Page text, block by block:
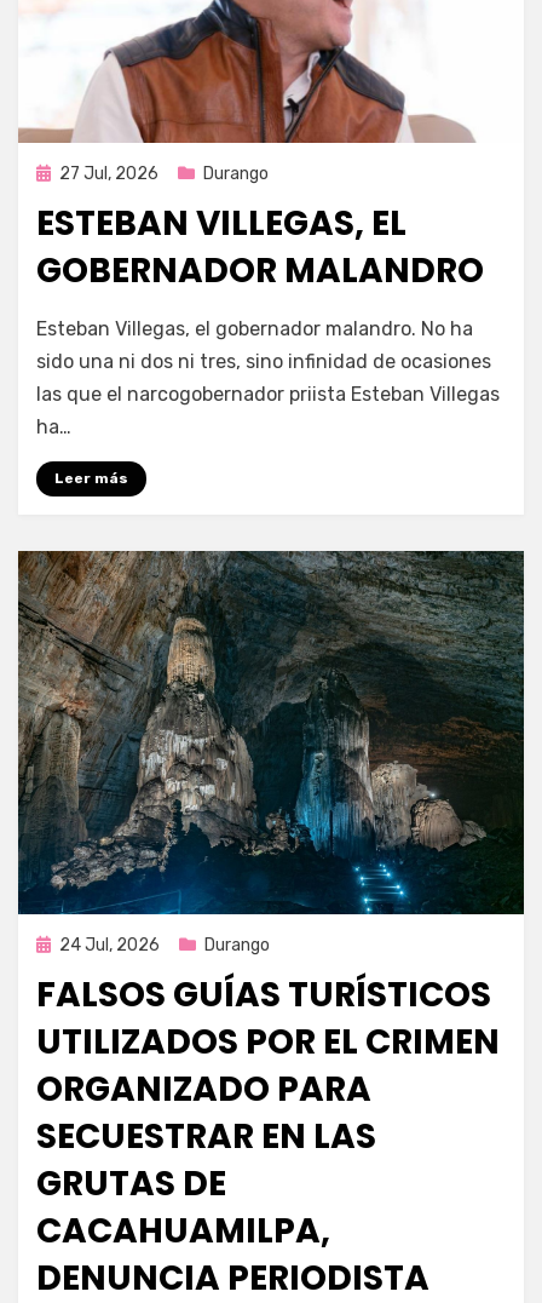
Publicada
27 Jul, 2026 Durango
ESTEBAN VILLEGAS, EL
GOBERNADOR MALANDRO
por Fernando Miranda Servín
Esteban Villegas, el gobernador malandro. No ha
sido una ni dos ni tres, sino infinidad de ocasiones
las que el narcogobernador priista Esteban Villegas
ha…
Leer más
Publicada
24 Jul, 2026 Durango
FALSOS GUÍAS TURÍSTICOS
UTILIZADOS POR EL CRIMEN
ORGANIZADO PARA
SECUESTRAR EN LAS
GRUTAS DE
CACAHUAMILPA,
DENUNCIA PERIODISTA